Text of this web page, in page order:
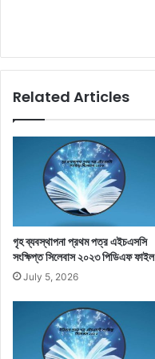
Related Articles
গৃহ ব্যবস্থাপনা প্রথম পত্র এইচএসসি
সংক্ষিপ্ত সিলেবাস ২০২৩ পিডিএফ ফাইল
July 5, 2026